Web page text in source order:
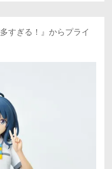
すぎる！』からプライ